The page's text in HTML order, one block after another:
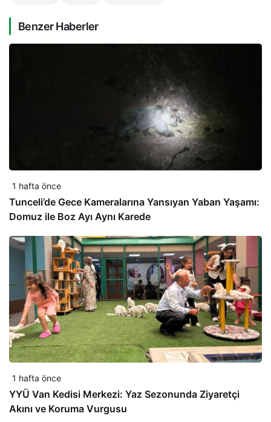
Benzer Haberler
1 hafta önce
Tunceli’de Gece Kameralarına Yansıyan Yaban Yaşamı:
Domuz ile Boz Ayı Aynı Karede
1 hafta önce
YYÜ Van Kedisi Merkezi: Yaz Sezonunda Ziyaretçi
Akını ve Koruma Vurgusu